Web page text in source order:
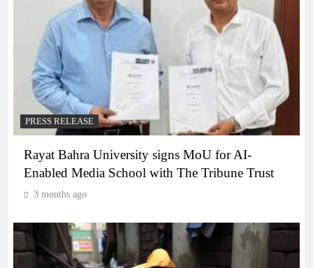
PRESS RELEASE
Rayat Bahra University signs MoU for AI-
Enabled Media School with The Tribune Trust
3 months ago